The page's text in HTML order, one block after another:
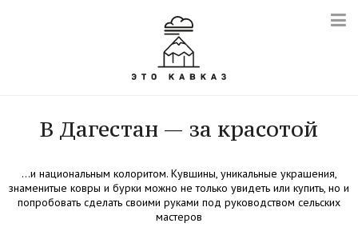
В Дагестан — за красотой
…и национальным колоритом. Кувшины, уникальные украшения,
знаменитые ковры и бурки можно не только увидеть или купить, но и
попробовать сделать своими руками под руководством сельских
мастеров